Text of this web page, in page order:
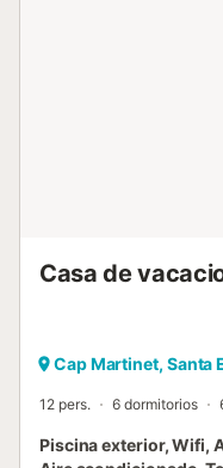
Casa de
Cap Martinet, Santa
12 pers. 6 dormitorios
Piscina exterior, Wifi,